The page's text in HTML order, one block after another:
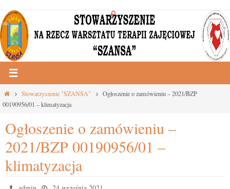
Przejdź
do
treści
Strona
główna
Stowarzyszenie "SZANSA"
Ogłoszenie o zamówieniu – 2021/BZP
00190956/01 – klimatyzacja
Ogłoszenie o zamówieniu –
2021/BZP 00190956/01 –
klimatyzacja